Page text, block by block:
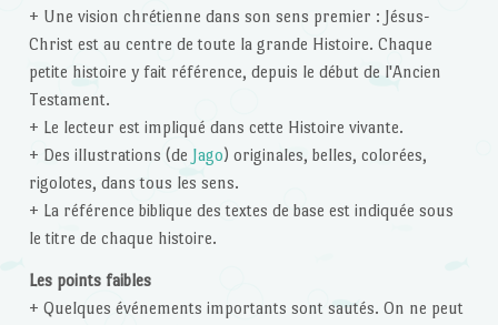
+ Une vision chrétienne dans son sens premier : Jésus-
Christ est au centre de toute la grande Histoire. Chaque
petite histoire y fait référence, depuis le début de l'Ancien
Testament.
+ Le lecteur est impliqué dans cette Histoire vivante.
+ Des illustrations (de Jago) originales, belles, colorées,
rigolotes, dans tous les sens.
+ La référence biblique des textes de base est indiquée sous
le titre de chaque histoire.
Les points faibles
+ Quelques événements importants sont sautés. On ne peut